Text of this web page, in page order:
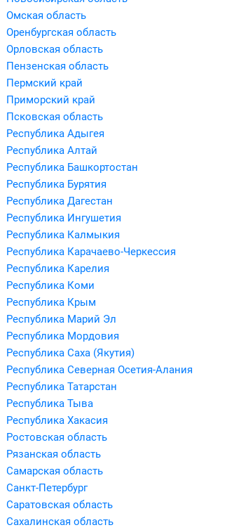
Омская область
Оренбургская область
Орловская область
Пензенская область
Пермский край
Приморский край
Псковская область
Республика Адыгея
Республика Алтай
Республика Башкортостан
Республика Бурятия
Республика Дагестан
Республика Ингушетия
Республика Калмыкия
Республика Карачаево-Черкессия
Республика Карелия
Республика Коми
Республика Крым
Республика Марий Эл
Республика Мордовия
Республика Саха (Якутия)
Республика Северная Осетия-Алания
Республика Татарстан
Республика Тыва
Республика Хакасия
Ростовская область
Рязанская область
Самарская область
Санкт-Петербург
Саратовская область
Сахалинская область